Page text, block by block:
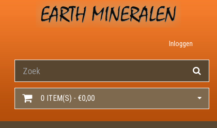
Inloggen
0 ITEM(S) - €0,00